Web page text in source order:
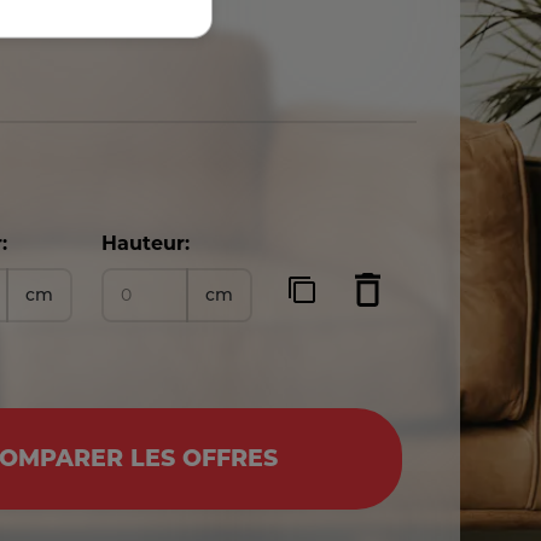
cm
Hauteur:
cm
LES OFFRES